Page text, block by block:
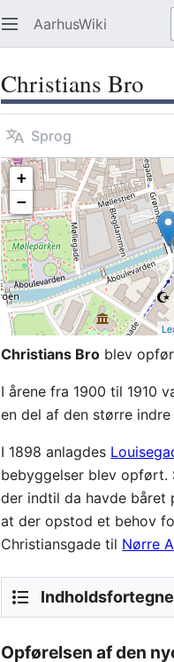
AarhusWiki
Christians Bro
Sprog
+
−
Christians Bro blev
I årene fra 1900 til 1910
en del af den større
I 1898 anlagdes
bebyggelser blev opført.
der indtil da havde
at der opstod et behov
Christiansgade til Nørre
Opførelsen af den